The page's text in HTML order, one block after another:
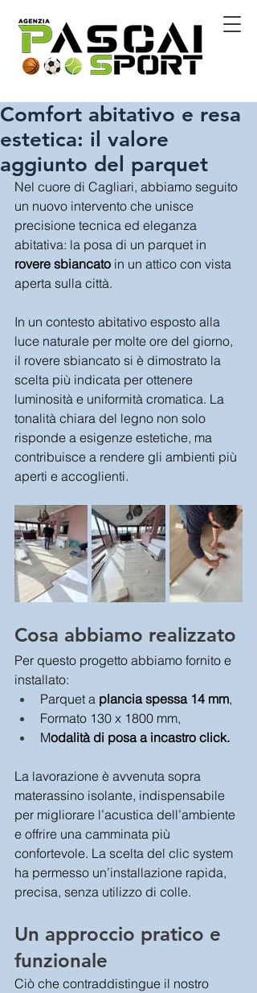
Comfort abitativo e resa
estetica: il valore
aggiunto del parquet
Nel cuore di Cagliari, abbiamo seguito
un nuovo intervento che unisce
precisione tecnica ed eleganza
abitativa: la posa di un parquet in
rovere sbiancato in un attico con vista
aperta sulla città.
In un contesto abitativo esposto alla
luce naturale per molte ore del giorno,
il rovere sbiancato si è dimostrato la
scelta più indicata per ottenere
luminosità e uniformità cromatica. La
tonalità chiara del legno non solo
risponde a esigenze estetiche, ma
contribuisce a rendere gli ambienti più
aperti e accoglienti.
Cosa abbiamo realizzato
Per questo progetto abbiamo fornito e
installato:
Parquet a plancia spessa 14 mm,
Formato 130 x 1800 mm,
Modalità di posa a incastro click.
La lavorazione è avvenuta sopra
materassino isolante, indispensabile
per migliorare l’acustica dell’ambiente
e offrire una camminata più
confortevole. La scelta del clic system
ha permesso un’installazione rapida,
precisa, senza utilizzo di colle.
Un approccio pratico e
funzionale
Ciò che contraddistingue il nostro